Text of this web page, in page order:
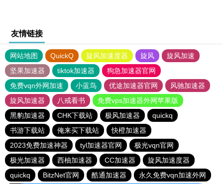
友情链接
网站地图 QuickQ 旋风加速度器 旋风
旋风加速
坚果加速器
tiktok加速器
狗急加速器官网
免费vqn外网加速
小蓝鸟 优途加速器官网
风驰加速器
旋风加速器
八戒看书
免费vps加速器外网苹果版
黑豹加速器
CHK下载站 极风加速器
quickq
书游下载站
俺来买下载站
快橙加速器
2023免费加速神器
tyl加速器官网
极光vqn官网
极光加速器
西柚加速器 CC加速器
旋风加速度器
quickq
BitzNet官网 酷通加速器 永久免费vqn加速外网